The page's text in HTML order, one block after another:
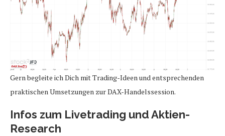
Gern begleite ich Dich mit Trading-Ideen und entsprechenden
praktischen Umsetzungen zur DAX-Handelssession.
Infos zum Livetrading und Aktien-
Research